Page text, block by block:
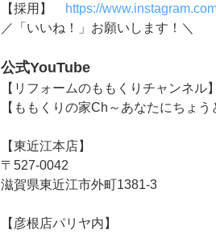
【採用】
https://
／「いいね！」お願いします！＼
公式YouTube
【リフォームのももくりチャンネル
【ももくりの家Ch～あなたにちょ
【東近江本店】
〒527-0042
滋賀県東近江市外町1381-3
【彦根店パリヤ内】